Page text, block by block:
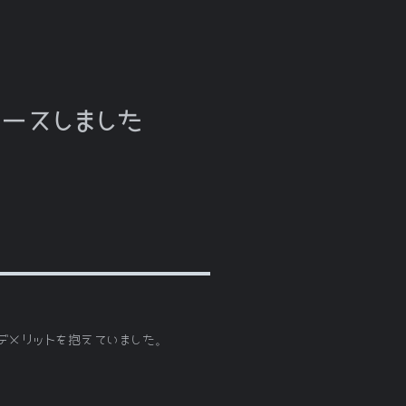
スしました
リットを抱えていました。